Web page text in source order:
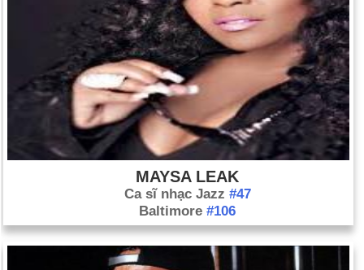
MAYSA LEAK
Ca sĩ nhạc Jazz #47
Baltimore #106